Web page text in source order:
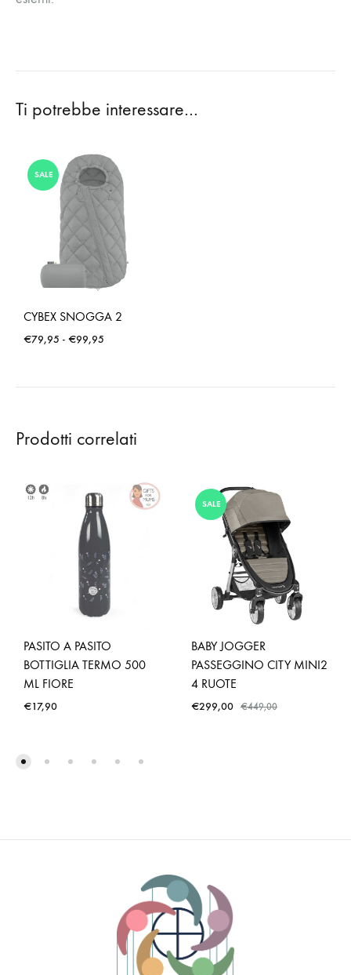
Ti potrebbe interessare…
SALE
CYBEX SNOGGA 2
€79,95 - €99,95
da
€99,95
Prodotti correlati
PASITO A PASITO
BOTTIGLIA TERMO 500
ML FIORE
€17,90
SALE
BABY JOGGER
PASSEGGINO CITY MINI2
4 RUOTE
€299,00 €449,00